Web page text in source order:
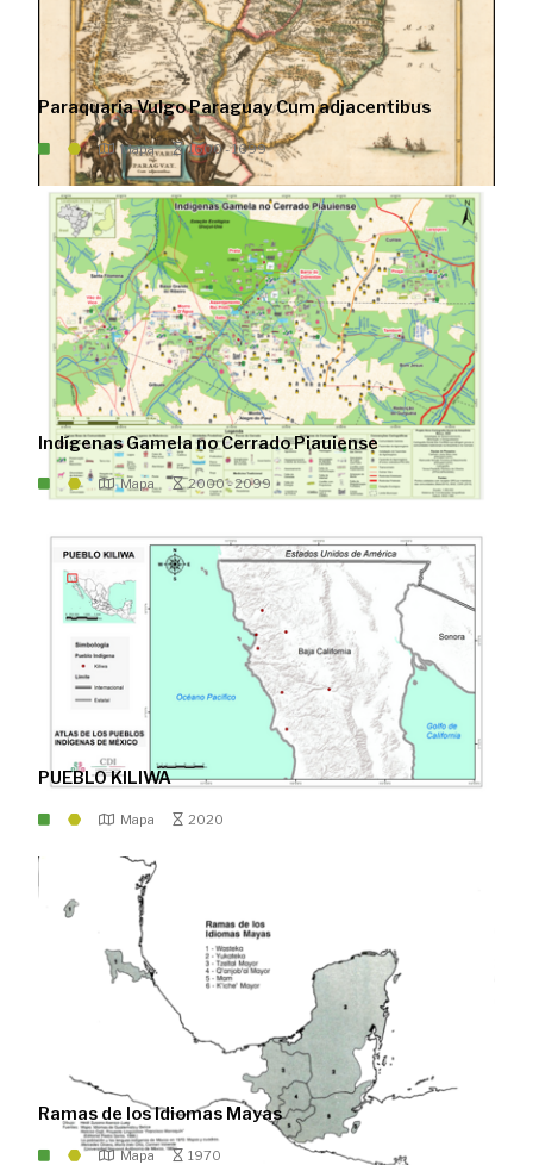
Paraquaria Vulgo Paraguay Cum adjacentibus
Mapa 1600 - 1699
Indígenas Gamela no Cerrado Piauiense
Mapa 2000 - 2099
PUEBLO KILIWA
Mapa 2020
Ramas de los Idiomas Mayas
Mapa 1970